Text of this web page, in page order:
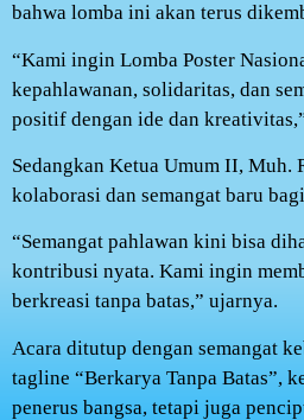
bahwa lomba ini akan terus
“Kami ingin Lomba Poster
kepahlawanan, solidaritas, dan
positif dengan ide dan
Sedangkan Ketua Umum II, Muh.
kolaborasi dan semangat baru
“Semangat pahlawan kini bisa
kontribusi nyata. Kami ingin
berkreasi tanpa batas,” ujarnya.
Acara ditutup dengan semangat
tagline “Berkarya Tanpa Batas”,
penerus bangsa, tetapi juga